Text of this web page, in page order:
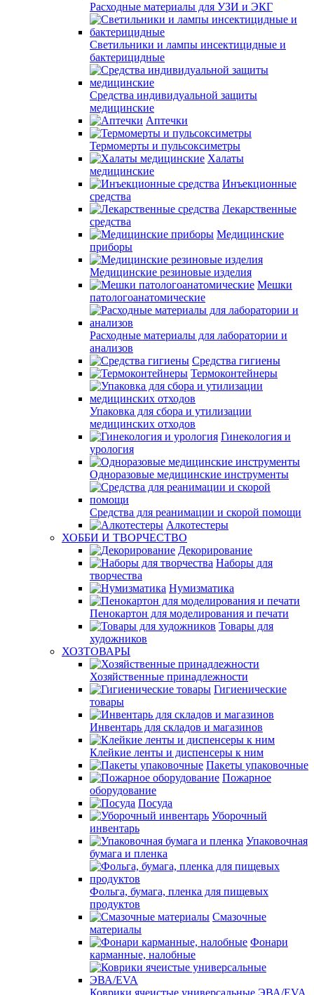
Расходные материалы для УЗИ и ЭКГ
Светильники и лампы инсектицидные и
бактерицидные
Средства индивидуальной защиты
медицинские
Аптечки
Термомерты и пульсоксиметры
Халаты
медицинские
Инъекционные
средства
Лекарственные
средства
Медицинские
приборы
Медицинские резиновые изделия
Мешки
патологоанатомические
Расходные материалы для лаборатории и
анализов
Средства гигиены
Термоконтейнеры
Упаковка для сбора и утилизации
медицинских отходов
Гинекология и
урология
Одноразовые медицинские инструменты
Средства для реанимации и скорой помощи
Алкотестеры
ХОББИ И ТВОРЧЕСТВО
Декорирование
Наборы для
творчества
Нумизматика
Пенокартон для моделирования и печати
Товары для
художников
ХОЗТОВАРЫ
Хозяйственные принадлежности
Гигиенические
товары
Инвентарь для складов и магазинов
Клейкие ленты и диспенсеры к ним
Пакеты упаковочные
Пожарное
оборудование
Посуда
Уборочный
инвентарь
Упаковочная
бумага и пленка
Фольга, бумага, пленка для пищевых
продуктов
Смазочные
материалы
Фонари
карманные, налобные
Коврики ячеистые универсальные ЭВА/EVA